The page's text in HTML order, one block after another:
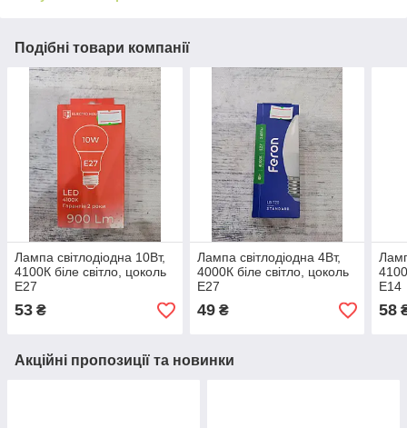
Подібні товари компанії
Лампа світлодіодна 10Вт,
4100К біле світло, цоколь
Е27
53 ₴
Лампа світлодіодна 4Вт,
4000К біле світло, цоколь
Е27
49₴
Е14
58
Акційні пропозиції та новинки